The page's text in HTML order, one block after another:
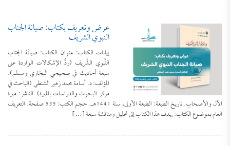
عرض وتعريف بكتاب: صيانة الجناب
النبوي الشريف
بيانات الكتاب: عنوان الكتاب: صيانَة الجَناب
النَّبوي الشَّريف (ردُّ الإشكالات الواردة على
سبعة أحاديث في صحيحي البخاري ومسلم).
المؤلف: د. أسامة محمد زهير الشنطي (الباحث في
مركز البحوث والدراسات بالمبرة). الناشر: مبرة
الآل والأصحاب. تاريخ الطبعة: الطبعة الأولى، سنة 1441هـ. حجم الكتب: 535 صفحة. التعريف
العام بموضوع الكتاب: يهدف هذا الكتاب إلى تحليل ومناقشة سبعة […]